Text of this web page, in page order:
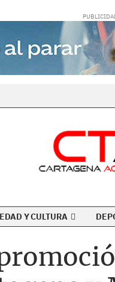
Y CULTURA